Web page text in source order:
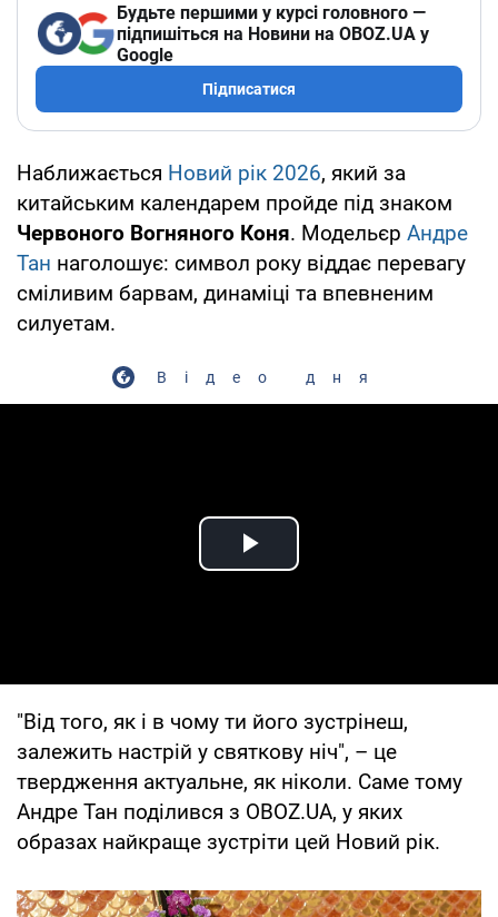
Будьте першими у курсі головного —
підпишіться на Новини на OBOZ.UA у
Google
Підписатися
Наближається Новий рік 2026, який за
китайським календарем пройде під знаком
Червоного Вогняного Коня. Модельєр Андре
Тан наголошує: символ року віддає перевагу
сміливим барвам, динаміці та впевненим
силуетам.
Відео дня
Play Video
"Від того, як і в чому ти його зустрінеш,
залежить настрій у святкову ніч", – це
твердження актуальне, як ніколи. Саме тому
Андре Тан поділився з OBOZ.UA, у яких
образах найкраще зустріти цей Новий рік.